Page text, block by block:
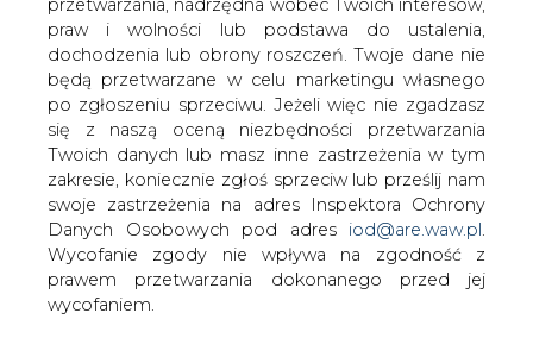
praw i wolności lub podstawa do ustalenia,
dochodzenia lub obrony roszczeń. Twoje dane nie
będą przetwarzane w celu marketingu własnego
po zgłoszeniu sprzeciwu. Jeżeli więc nie zgadzasz
się z naszą oceną niezbędności przetwarzania
Twoich danych lub masz inne zastrzeżenia w tym
zakresie, koniecznie zgłoś sprzeciw lub prześlij nam
swoje zastrzeżenia na adres Inspektora Ochrony
Danych Osobowych pod adres iod@are.waw.pl
Wycofanie zgody nie wpływa na zgodność z
prawem przetwarzania dokonanego przed jej
wycofaniem.
Rozwój przemysłu petrochemicznego
jest ogromną szansą dla Orlenu, Lotosu,
jak również dla rozwoju polskiej
gospodarki - powiedział Daniel Obajtek,
prezes PKN Orlen podczas Forum
Ekonomicznego 2018 w Krynicy.
Zwrócił on uwagę, że branża petrochemiczna jest jedną z
najbardziej rozwijających się branż na całym świecie,
zapotrzebowanie na produkty petrochemiczmne